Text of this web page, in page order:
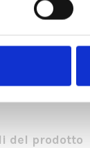
del prodotto